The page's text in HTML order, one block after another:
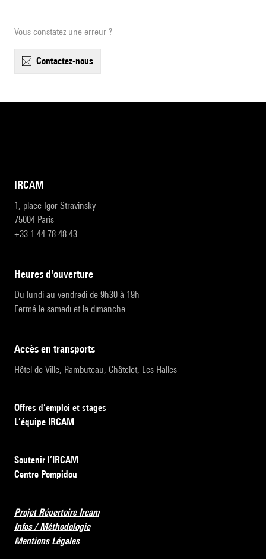
Vous constatez une erreur ?
contactez-nous
IRCAM
1, place Igor-Stravinsky
75004 Paris
+33 1 44 78 48 43
heures d'ouverture
Du lundi au vendredi de 9h30 à 19h
Fermé le samedi et le dimanche
accès en transports
Hôtel de Ville, Rambuteau, Châtelet, Les Halles
Offres d’emploi et stages
L’équipe IRCAM
Soutenir l’IRCAM
Centre Pompidou
Projet Répertoire Ircam
Infos / Méthodologie
Mentions Légales